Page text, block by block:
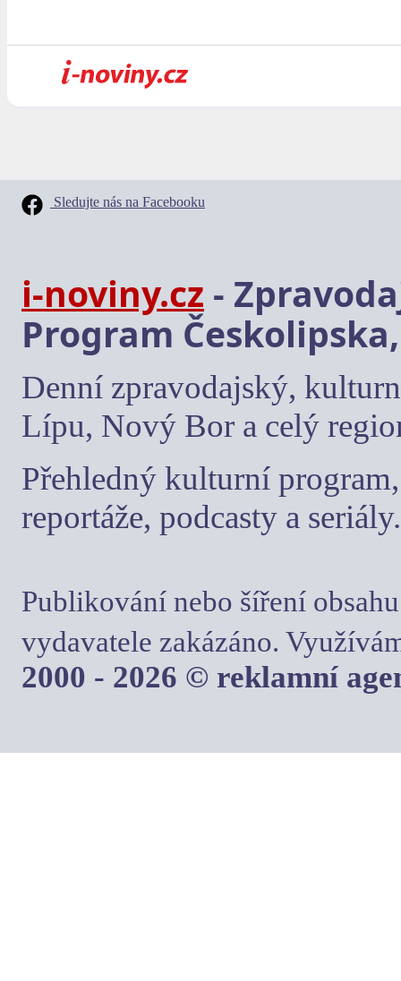
Sledujte nás na Facebooku
i-noviny.cz -
Program
Denní zpravodajský,
Lípu, Nový Bor a celý
Přehledný kulturní
reportáže, podcasty a seriály.
Publikování nebo šíření
vydavatele zakázáno.
2000 - 2026 © reklamní